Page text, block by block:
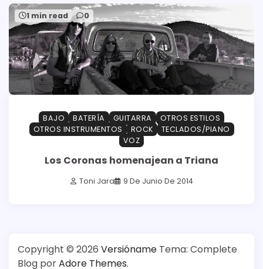
1 min read 0
BAJO BATERÍA GUITARRA
OTROS ESTILOS
OTROS INSTRUMENTOS
ROCK
TECLADOS/PIANO
VOZ
Los Coronas homenajean a Triana
Toni Jara 9 De Junio De 2014
Copyright © 2026 Versióname Tema: Complete
Blog porAdore Themes.